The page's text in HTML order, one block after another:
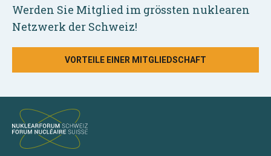
Werden Sie Mitglied im grössten nuklearen
Netzwerk der Schweiz!
VORTEILE EINER MITGLIEDSCHAFT